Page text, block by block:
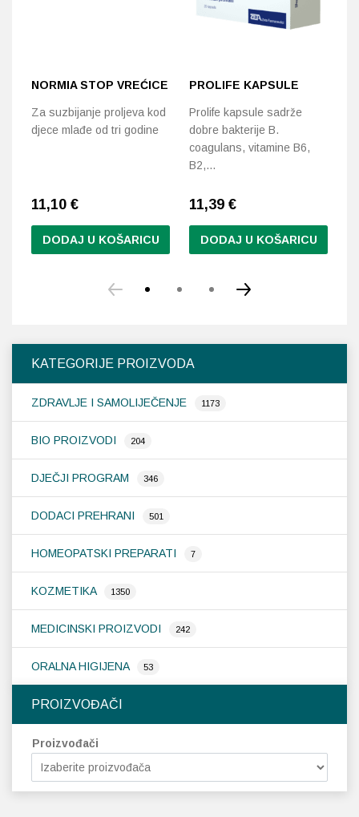
KATEGORIJE PROIZVODA
ZDRAVLJE I SAMOLIJEČENJE 1173
BIO PROIZVODI 204
DJEČJI PROGRAM 346
DODACI PREHRANI 501
HOMEOPATSKI PREPARATI 7
KOZMETIKA 1350
MEDICINSKI PROIZVODI 242
ORALNA HIGIJENA 53
PROIZVOĐAČI
Proizvođači
NORMIA STOP VREĆICE
Za suzbijanje proljeva kod
djece mlađe od tri godine
11,10 €
DODAJ U KOŠARICU
PROLIFE KAPSULE
Prolife kapsule sadrže
dobre bakterije B.
coagulans, vitamine B6,
B2,…
11,39 €
DODAJ U KOŠARICU